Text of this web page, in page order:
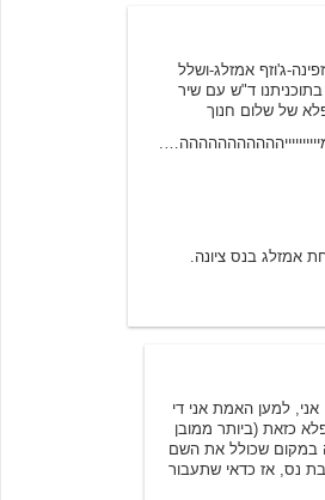
ג'וזף אמזלג-ושלל
ד"ש עם שיר
של שלום חנוך
אמזלג בנס ציונה.
למען האמת אני די
כזאת (ביותר ממובן
במקום שכולל את השם
נס, אז כדאי שתעבור